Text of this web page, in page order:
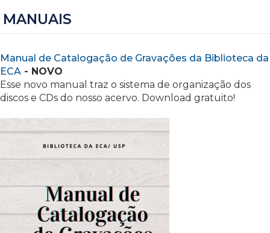
MANUAIS
Manual de Catalogação de Gravações da Biblioteca da
ECA - NOVO
Esse novo manual traz o sistema de organização dos
discos e CDs do nosso acervo. Download gratuito!